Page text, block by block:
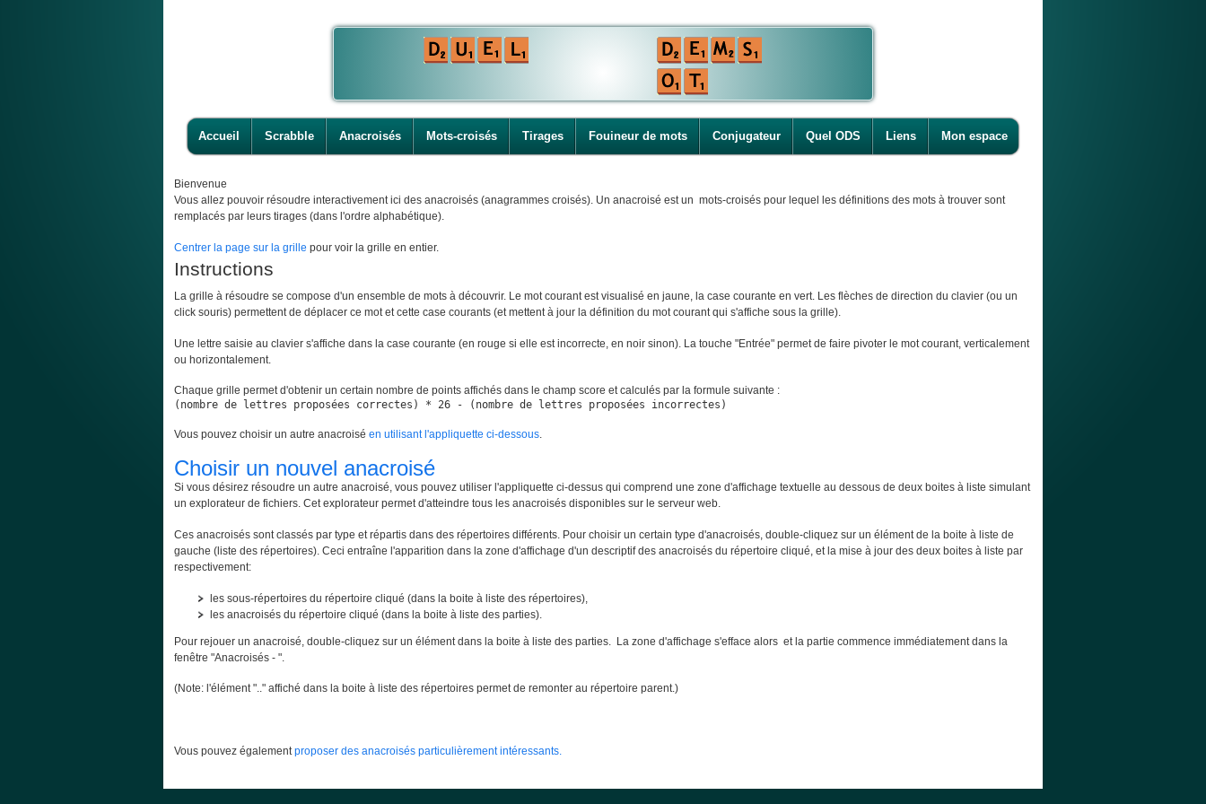
Accueil Scrabble Anacroisés Mots-croisés Tirages Fouineur de mots Conjugateur Quel ODS Liens Mon espace
Bienvenue
Vous allez pouvoir résoudre interactivement ici des anacroisés (anagrammes croisés). Un anacroisé est un mots-croisés pour lequel les définitions des mots à trouver sont
remplacés par leurs tirages (dans l'ordre alphabétique).
Centrer la page sur la grille pour voir la grille en entier.
Instructions
La grille à résoudre se compose d'un ensemble de mots à découvrir. Le mot courant est visualisé en jaune, la case courante en vert. Les flèches de direction du clavier (ou un
click souris) permettent de déplacer ce mot et cette case courants (et mettent à jour la définition du mot courant qui s'affiche sous la grille).
Une lettre saisie au clavier s'affiche dans la case courante (en rouge si elle est incorrecte, en noir sinon). La touche "Entrée" permet de faire pivoter le mot courant, verticalement
ou horizontalement.
Chaque grille permet d'obtenir un certain nombre de points affichés dans le champ score et calculés par la formule suivante :
(nombre de lettres proposées correctes) * 26 - (nombre de lettres proposées incorrectes)
Vous pouvez choisir un autre anacroisé en utilisant l'appliquette ci-dessous.
Choisir un nouvel anacroisé
Si vous désirez résoudre un autre anacroisé, vous pouvez utiliser l'appliquette ci-dessus qui comprend une zone d'affichage textuelle au dessous de deux boites à liste simulant
un explorateur de fichiers. Cet explorateur permet d'atteindre tous les anacroisés disponibles sur le serveur web.
Ces anacroisés sont classés par type et répartis dans des répertoires différents. Pour choisir un certain type d'anacroisés, double-cliquez sur un élément de la boite à liste de
gauche (liste des répertoires). Ceci entraîne l'apparition dans la zone d'affichage d'un descriptif des anacroisés du répertoire cliqué, et la mise à jour des deux boites à liste par
respectivement:
les sous-répertoires du répertoire cliqué (dans la boite à liste des répertoires),
les anacroisés du répertoire cliqué (dans la boite à liste des parties).
Pour rejouer un anacroisé, double-cliquez sur un élément dans la boite à liste des parties. La zone d'affichage s'efface alors et la partie commence immédiatement dans la
fenêtre "Anacroisés - ".
(Note: l'élément ".." affiché dans la boite à liste des répertoires permet de remonter au répertoire parent.)
Vous pouvez égalementproposer des anacroisés particulièrement intéressants.